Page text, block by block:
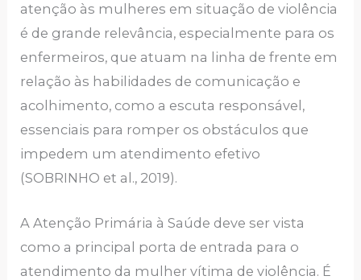
atenção às mulheres em situação de violência
é de grande relevância, especialmente para os
enfermeiros, que atuam na linha de frente em
relação às habilidades de comunicação e
acolhimento, como a escuta responsável,
essenciais para romper os obstáculos que
impedem um atendimento efetivo
(SOBRINHO et al., 2019).
A Atenção Primária à Saúde deve ser vista
como a principal porta de entrada para o
atendimento da mulher vítima de violência. É